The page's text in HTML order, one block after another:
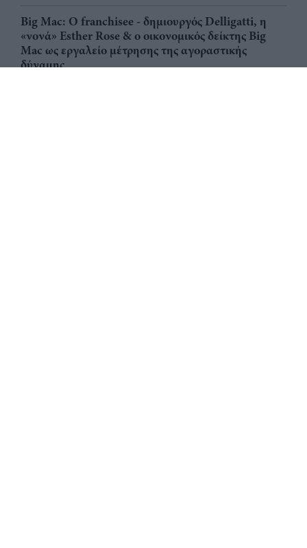
Big Mac: Ο franchisee - δημιουργός Delligatti, η
«νονά» Esther Rose & ο οικονομικός δείκτης Big
Mac ως εργαλείο μέτρησης της αγοραστικής
δύναμης